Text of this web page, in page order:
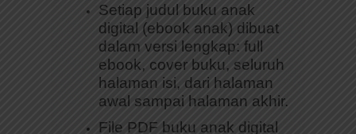
Setiap judul buku anak
digital (ebook anak) dibuat
dalam versi lengkap: full
ebook, cover buku, seluruh
halaman isi, dari halaman
awal sampai halaman akhir.
File PDF buku anak digital